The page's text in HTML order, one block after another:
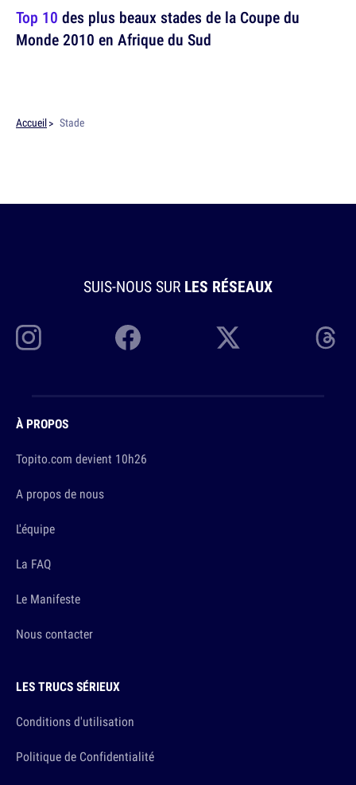
Top 10 des plus beaux stades de la Coupe du
Monde 2010 en Afrique du Sud
Accueil Stade
SUIS-NOUS SUR LES RÉSEAUX
À PROPOS
Topito.com devient 10h26
A propos de nous
L'équipe
La FAQ
Le Manifeste
Nous contacter
LES TRUCS SÉRIEUX
Conditions d'utilisation
Politique de Confidentialité